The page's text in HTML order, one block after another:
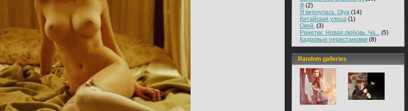
Ф(2)
Я вернулась. Olya(14)
Китайская улица(1)
Окей.(3)
Ранетки: Новая любовь. Ча...(5)
Кадровые перестановки (8)
Random galleries